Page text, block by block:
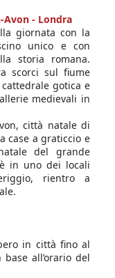
Avon - Londra
giornata con la
unico e con
storia romana.
scorci sul fiume
gotica e
medievali in
città natale di
case a graticcio e
del grande
in uno dei locali
rientro a
in città fino al
all’orario del